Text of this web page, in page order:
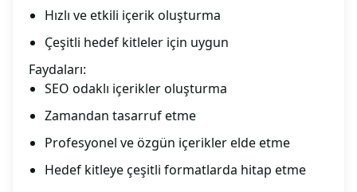
Hızlı ve etkili içerik oluşturma
Çeşitli hedef kitleler için uygun
Faydaları:
SEO odaklı içerikler oluşturma
Zamandan tasarruf etme
Profesyonel ve özgün içerikler elde etme
Hedef kitleye çeşitli formatlarda hitap etme